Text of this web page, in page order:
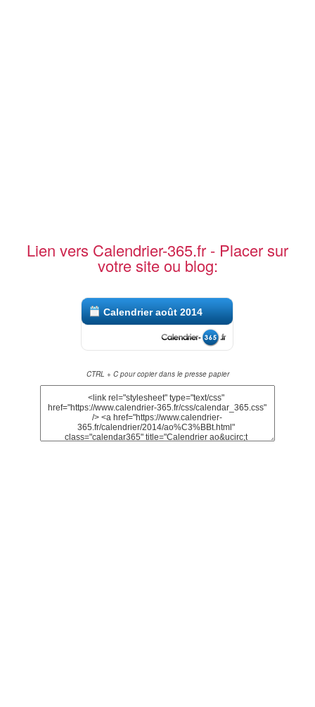
Lien vers Calendrier-365.fr - Placer sur
votre site ou blog:
Calendrier août 2014
CTRL + C pour copier dans le presse papier